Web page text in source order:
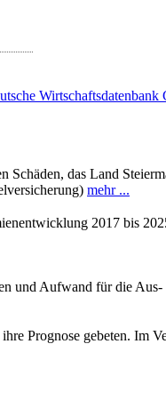
Wirtschaftsdatenbank
das Land
mehr ...
2017 bis
und Aufwand für die
Prognose gebeten. Im